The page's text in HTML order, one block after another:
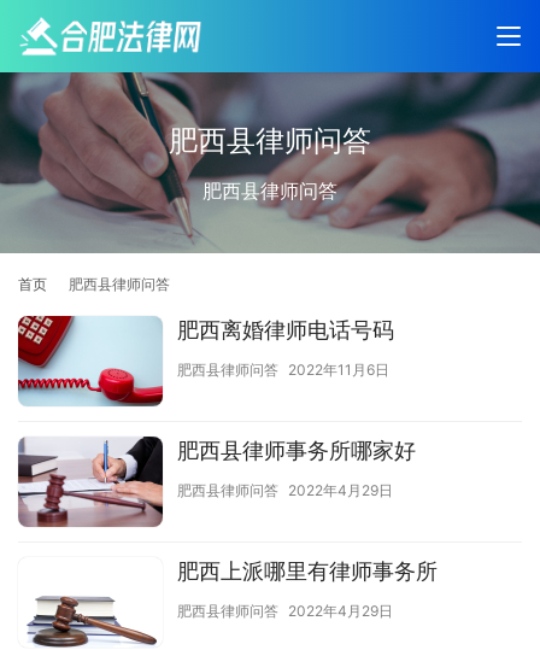
肥西县律师问答
肥西县律师问答
首页 肥西县律师问答
肥西离婚律师电话号码
肥西县律师问答 2022年11月6日
肥西县律师事务所哪家好
肥西县律师问答 2022年4月29日
肥西上派哪里有律师事务所
肥西县律师问答 2022年4月29日